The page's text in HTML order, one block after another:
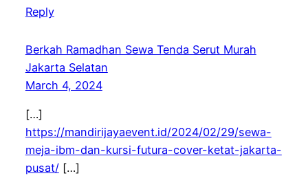
Reply
Berkah Ramadhan Sewa Tenda Serut Murah
Jakarta Selatan
March 4, 2024
[…]
https://mandirijayaevent.id/2024/02/29/sewa-
meja-ibm-dan-kursi-futura-cover-ketat-jakarta-
pusat/[…]